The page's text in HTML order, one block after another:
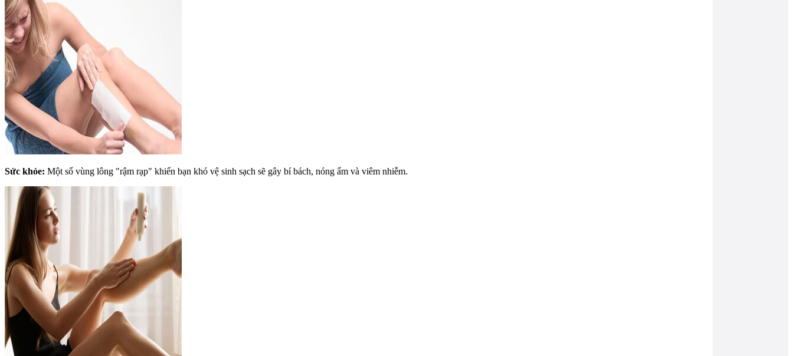
Sức khỏe: Một số vùng lông "rậm rạp" khiến bạn khó vệ sinh sạch sẽ gây bí bách, nóng ẩm và viêm nhiễm.